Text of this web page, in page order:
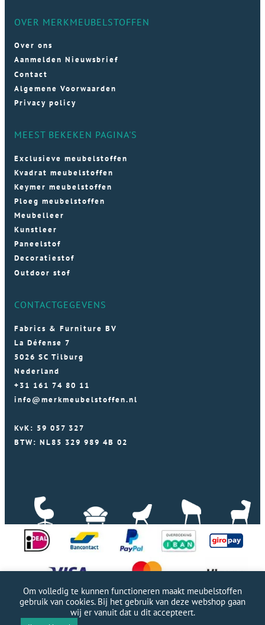
OVER MERKMEUBELSTOFFEN
Over ons
Aanmelden Nieuwsbrief
Contact
Algemene Voorwaarden
Privacy policy
MEEST BEKEKEN PAGINA'S
Exclusieve meubelstoffen
Kvadrat meubelstoffen
Keymer meubelstoffen
Ploeg meubelstoffen
Meubelleer
Kunstleer
Paneelstof
Decoratiestof
Outdoor stof
CONTACTGEGEVENS
Fabrics & Furniture BV
La Défense 7
5026 SC Tilburg
Nederland
+31 161 74 80 11
info@merkmeubelstoffen.nl
KvK: 59 057 327
BTW: NL85 329 989 4B 02
Professionele WordPress website door Webworx
Om volledig te kunnen functioneren maakt meubelstoffen
gebruik van cookies. Bij het gebruik van deze webshop gaan
wij er vanuit dat u dit accepteert.